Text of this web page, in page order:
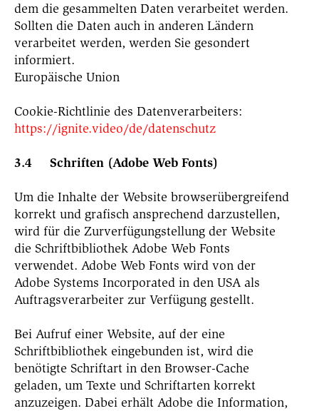
dem die gesammelten Daten verarbeitet werden.
Sollten die Daten auch in anderen Ländern
verarbeitet werden, werden Sie gesondert
informiert.
Europäische Union
Cookie-Richtlinie des Datenverarbeiters:
https://ignite.video/de/datenschutz
3.4 Schriften (Adobe Web Fonts)
Um die Inhalte der Website browserübergreifend
korrekt und grafisch ansprechend darzustellen,
wird für die Zurverfügungstellung der Website
die Schriftbibliothek Adobe Web Fonts
verwendet. Adobe Web Fonts wird von der
Adobe Systems Incorporated in den USA als
Auftragsverarbeiter zur Verfügung gestellt.
Bei Aufruf einer Website, auf der eine
Schriftbibliothek eingebunden ist, wird die
benötigte Schriftart in den Browser-Cache
geladen, um Texte und Schriftarten korrekt
anzuzeigen. Dabei erhält Adobe die Information,